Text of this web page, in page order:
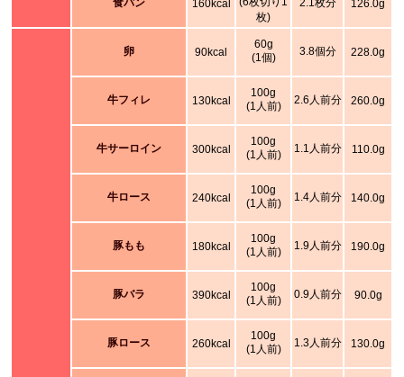
食パン 160kcal
枚)
2.1枚分 126.0g
卵 90kcal
60g
(1個)
3.8個分 228.0g
牛フィレ 130kcal
100g
(1人前)
2.6人前分 260.0g
牛サーロイン 300kcal
100g
(1人前)
1.1人前分 110.0g
牛ロース 240kcal
100g
(1人前)
1.4人前分 140.0g
豚もも 180kcal
100g
(1人前)
1.9人前分 190.0g
豚バラ 390kcal
100g
(1人前)
0.9人前分 90.0g
豚ロース 260kcal
100g
(1人前)
1.3人前分 130.0g